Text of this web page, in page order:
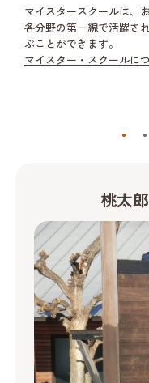
マイスタースクールは、
各分野の第一線で活躍さ
ぶことができます。
マイスター・スクールに
桃太